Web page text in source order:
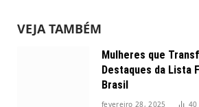
VEJA TAMBÉM
Mulheres que
Destaques da Lista
Brasil
fevereiro 28, 2025 40